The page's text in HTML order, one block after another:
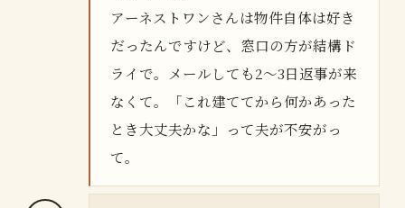
アーネストワンさんは物件自体は好き
だったんですけど、窓口の方が結構ド
ライで。メールしても2〜3日返事が来
なくて。「これ建ててから何かあった
とき大丈夫かな」って夫が不安がっ
て。